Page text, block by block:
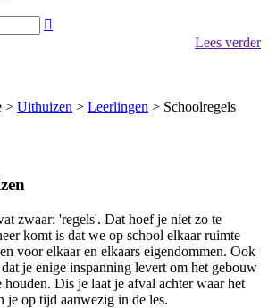

Lees verder
> Uithuizen > Leerlingen > Schoolregels
zwaar: 'regels'. Dat hoef je niet zo te
komt is dat we op school elkaar ruimte
voor elkaar en elkaars eigendommen. Ook
je enige inspanning levert om het gebouw
houden. Dis je laat je afval achter waar het
je op tijd aanwezig in de les.